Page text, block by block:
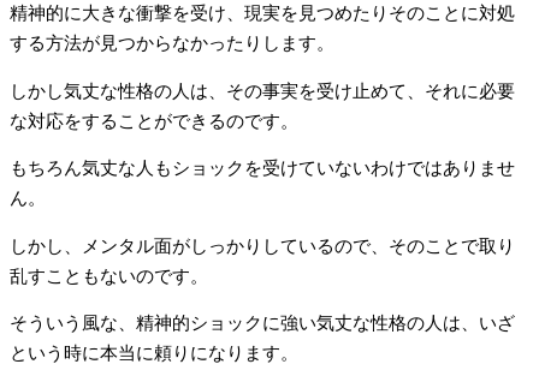
精神的に大きな衝撃を受け、現実を見つめたりそのことに対処
する方法が見つからなかったりします。
しかし気丈な性格の人は、その事実を受け止めて、それに必要
な対応をすることができるのです。
もちろん気丈な人もショックを受けていないわけではありませ
ん。
しかし、メンタル面がしっかりしているので、そのことで取り
乱すこともないのです。
そういう風な、精神的ショックに強い気丈な性格の人は、いざ
という時に本当に頼りになります。